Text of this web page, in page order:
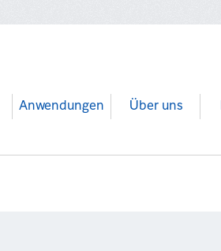
Anwendungen Über uns